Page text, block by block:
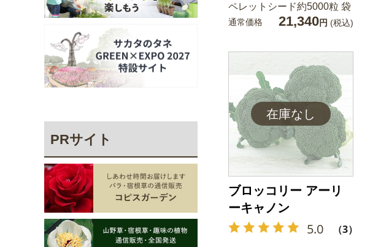
PRサイト
ペレットシード約5000粒 袋
通常価格 21,340円 (税込)
ブロッコリー アーリ
ーキャノン
5.0 （3）